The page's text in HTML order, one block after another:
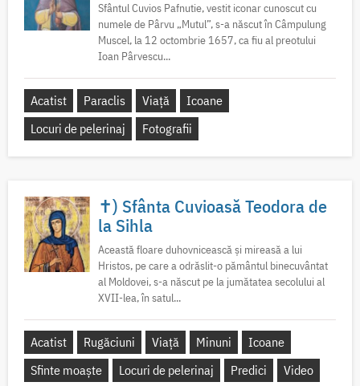
Sfântul Cuvios Pafnutie, vestit iconar cunoscut cu
numele de Pârvu „Mutul”, s-a născut în Câmpulung
Muscel, la 12 octombrie 1657, ca fiu al preotului
Ioan Pârvescu...
Acatist Paraclis Viață
Icoane
Locuri de pelerinaj
Fotografii
✝) Sfânta Cuvioasă Teodora de
la Sihla
Această floare duhovnicească și mireasă a lui
Hristos, pe care a odrăslit-o pământul binecuvântat
al Moldovei, s-a născut pe la jumătatea secolului al
XVII-lea, în satul...
Acatist Rugăciuni Viață Minuni
Icoane
Sfinte moaște
Locuri de pelerinaj Predici
Video